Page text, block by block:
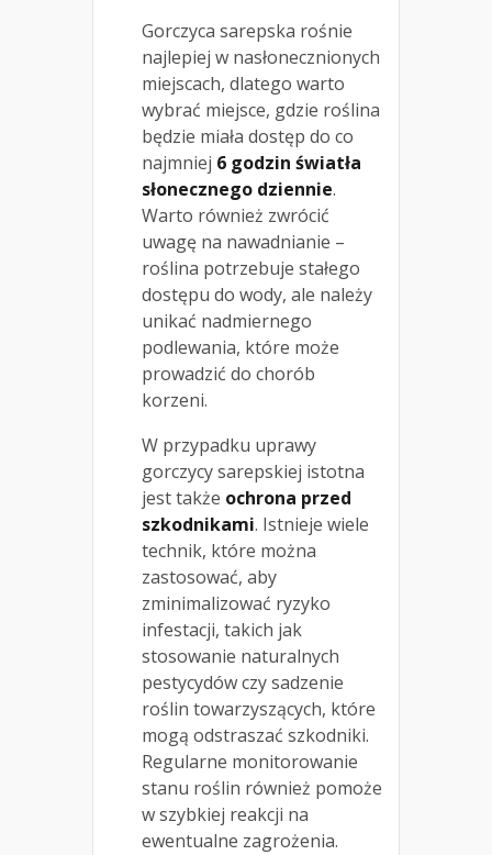
Gorczyca sarepska rośnie
najlepiej w nasłonecznionych
miejscach, dlatego warto
wybrać miejsce, gdzie roślina
będzie miała dostęp do co
najmniej 6 godzin światła
słonecznego dziennie.
Warto również zwrócić
uwagę na nawadnianie –
roślina potrzebuje stałego
dostępu do wody, ale należy
unikać nadmiernego
podlewania, które może
prowadzić do chorób
korzeni.
W przypadku uprawy
gorczycy sarepskiej istotna
jest także ochrona przed
szkodnikami. Istnieje wiele
technik, które można
zastosować, aby
zminimalizować ryzyko
infestacji, takich jak
stosowanie naturalnych
pestycydów czy sadzenie
roślin towarzyszących, które
mogą odstraszać szkodniki.
Regularne monitorowanie
stanu roślin również pomoże
w szybkiej reakcji na
ewentualne zagrożenia.